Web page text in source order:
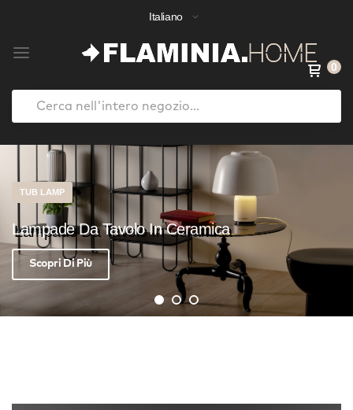
Italiano
0
contenuto
TUB LAMP
Lampade Da Tavolo In Ceramica
Scopri Di Più